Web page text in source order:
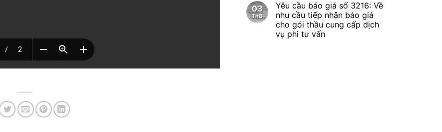
03
Th8
Yêu cầu báo giá số 3216: Về
nhu cầu tiếp nhận báo giá
cho gói thầu cung cấp dịch
vụ phi tư vấn